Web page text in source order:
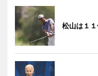
松山は１